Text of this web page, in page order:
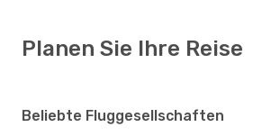
Planen Sie Ihre Reise
Beliebte Fluggesellschaften